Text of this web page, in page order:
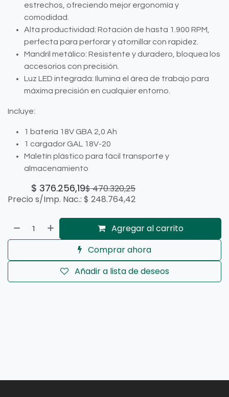
estrechos, ofreciendo mejor ergonomía y
comodidad.
Alta productividad: Rotación de hasta 1.900 RPM,
perfecta para perforar y atornillar con rapidez.
Mandril metálico: Resistente y duradero, bloquea los
accesorios con precisión.
Luz LED integrada: Ilumina el área de trabajo para
máxima precisión en cualquier entorno.
Incluye:
1 batería 18V GBA 2,0 Ah
1 cargador GAL 18V-20
Maletín plástico para fácil transporte y
almacenamiento
$ 376.256,19$470.320,25
Precio s/Imp. Nac.: $ 248.764,42
Agregar al carrito
Comprar ahora
Añadir a lista de deseos